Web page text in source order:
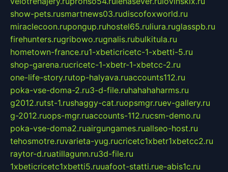
show-pets.rusmartnews03.rudiscofoxworld.ru
miraclecoon.rupongup.ruhostel65.ruliura.ruglasspb.ru
firehunters.rugribowo.rugnalis.rubulkitula.ru
hometown-france.ru1-xbeticricetc-1-xbetti-5.ru
shop-garena.rucricetc-1-xbetr-1-xbetcc-2.ru
one-life-story.rutop-halyava.ruaccounts112.ru
poka-vse-doma-2.ru3-d-file.ruhahahaharms.ru
g2012.rutst-1.rushaggy-cat.ruopsmgr.ruev-gallery.ru
g-2012.ruops-mgr.ruaccounts-112.rucsm-demo.ru
poka-vse-doma2.ruairgungames.ruallseo-host.ru
tehosmotre.ruvarieta-yug.rucricetc1xbetr1xbetcc2.ru
raytor-d.ruatillagunn.ru3d-file.ru
1xbeticricetc1xbetti5.ruuafoot-statti.rue-abis1c.ru